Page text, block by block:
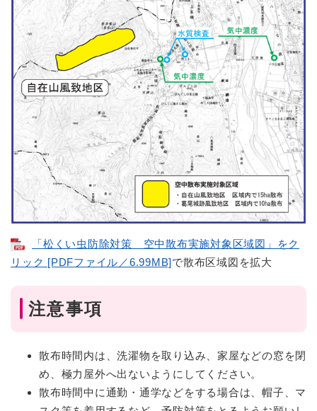
「松くい虫防除対策 空中散布実施対象区域図」をク
リック [PDFファイル／6.99MB]で散布区域図を拡大
注意事項
散布時間内は、洗濯物を取り込み、家屋などの窓を閉
め、極力屋外へ出ないようにしてください。
散布時間中に通勤・通学などをする場合は、帽子、マ